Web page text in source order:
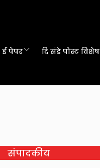
ई पेपर दि संडे पोस्ट विशेष
संपादकीय